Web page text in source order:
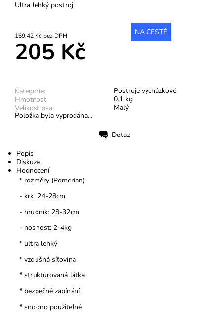
Ultra lehký postroj
169,42 Kč bez DPH NA CESTĚ
205 Kč
Kategorie:
Postroje vycházkové
Hmotnost:
0.1 kg
Velikost psa:
Malý
Položka byla vyprodána...
Dotaz
Popis
Diskuze
Hodnocení
* rozměry (Pomerian)
- krk: 24-28cm
- hrudník: 28-32cm
- nosnost: 2-4kg
* ultra lehký
* vzdušná síťovina
* strukturovaná látka
* bezpečné zapínání
* snodno použitelné